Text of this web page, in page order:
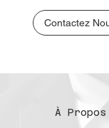
Contactez
À